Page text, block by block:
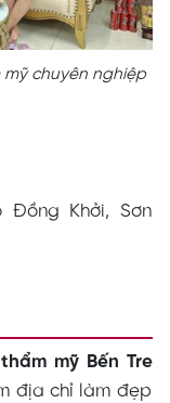
mỹ chuyên nghiệp
Khởi, Sơn
mỹ Bến Tre
địa chỉ làm đẹp